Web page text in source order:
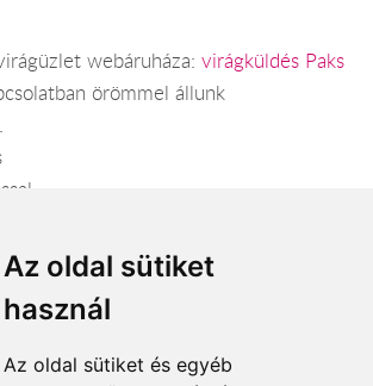
Az oldal sütiket
használ
Az oldal sütiket és egyéb
webáruháza: virágküldés Paks
örömmel állunk